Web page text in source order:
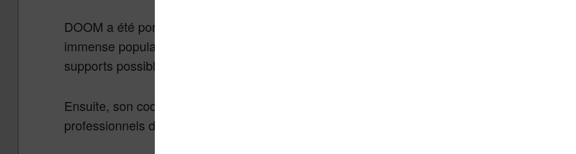
DOOM a été porté sur une multitude de plateformes pour plusieurs raisons clés. D’abord, son
immense popularité dans les années 90 a créé une forte demande pour le jeu sur tous les
supports possibles.
Ensuite, son code source a été rendu public, ce qui a permis à des développeurs amateurs et
professionnels de l’adapter à différentes architectures et systèmes d’exploitation.